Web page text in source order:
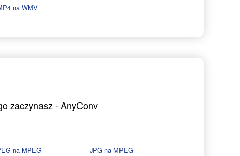
na WMV
zaczynasz - AnyConv
na MPEG
JPG na MPEG